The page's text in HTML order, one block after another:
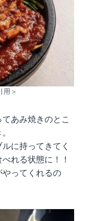
用＞
あみ焼きのとこ
に持ってきてく
れる状態に！！
ってくれるの